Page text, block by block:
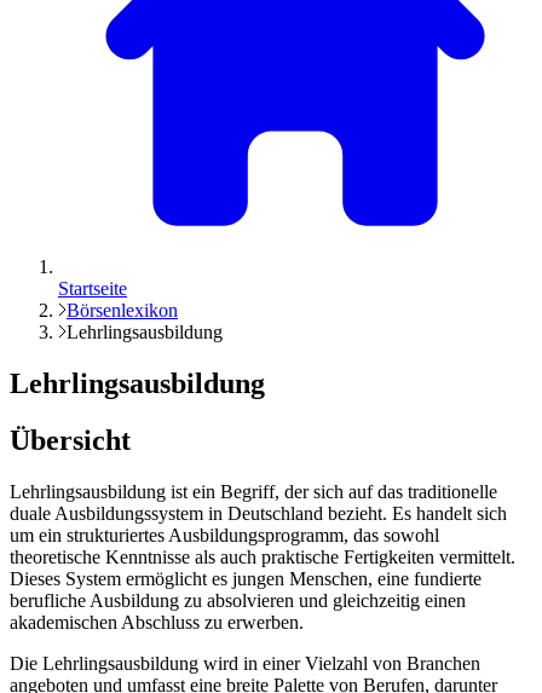
Startseite
Börsenlexikon
Lehrlingsausbildung
Lehrlingsausbildung
Übersicht
Lehrlingsausbildung ist ein Begriff, der sich auf das traditionelle
duale Ausbildungssystem in Deutschland bezieht. Es handelt sich
um ein strukturiertes Ausbildungsprogramm, das sowohl
theoretische Kenntnisse als auch praktische Fertigkeiten vermittelt.
Dieses System ermöglicht es jungen Menschen, eine fundierte
berufliche Ausbildung zu absolvieren und gleichzeitig einen
akademischen Abschluss zu erwerben.
Die Lehrlingsausbildung wird in einer Vielzahl von Branchen
angeboten und umfasst eine breite Palette von Berufen, darunter